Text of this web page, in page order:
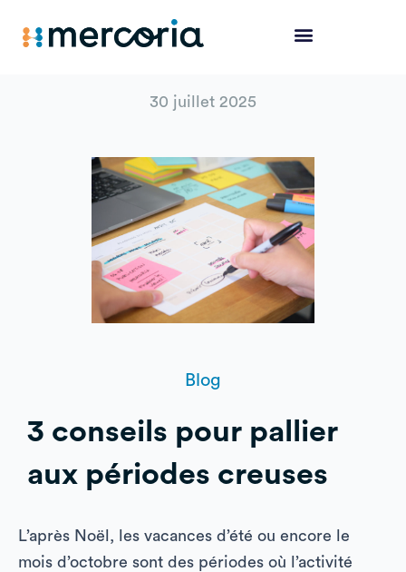
30 juillet 2025
Blog
3 conseils pour pallier
aux périodes creuses
L’après Noël, les vacances d’été ou encore le
mois d’octobre sont des périodes où l’activité